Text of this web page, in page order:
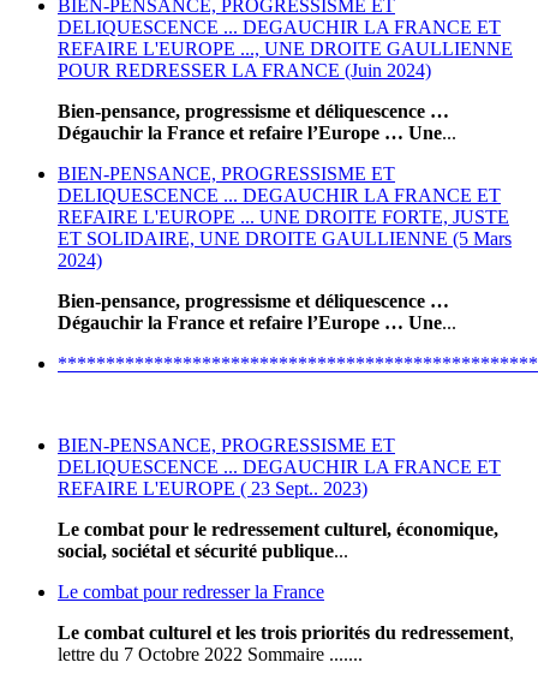
BIEN-PENSANCE, PROGRESSISME ET
DELIQUESCENCE ... DEGAUCHIR LA FRANCE ET
REFAIRE L'EUROPE ..., UNE DROITE GAULLIENNE
POUR REDRESSER LA FRANCE (Juin 2024)
Bien-pensance, progressisme et déliquescence …
Dégauchir la France et refaire l’Europe … Une...
BIEN-PENSANCE, PROGRESSISME ET
DELIQUESCENCE ... DEGAUCHIR LA FRANCE ET
REFAIRE L'EUROPE ... UNE DROITE FORTE, JUSTE
ET SOLIDAIRE, UNE DROITE GAULLIENNE (5 Mars
2024)
Bien-pensance, progressisme et déliquescence …
Dégauchir la France et refaire l’Europe … Une...
BIEN-PENSANCE, PROGRESSISME ET
DELIQUESCENCE ... DEGAUCHIR LA FRANCE ET
REFAIRE L'EUROPE ( 23 Sept.. 2023)
Le combat pour le redressement culturel, économique,
social, sociétal et sécurité publique...
Le combat pour redresser la France
Le combat culturel et les trois priorités du redressement,
lettre du 7 Octobre 2022 Sommaire .......